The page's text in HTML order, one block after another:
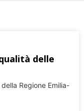
delle
Regione Emilia-